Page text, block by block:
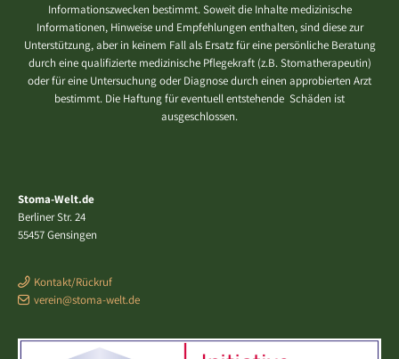
Informationszwecken bestimmt. Soweit die Inhalte medizinische
Informationen, Hinweise und Empfehlungen enthalten, sind diese zur
Unterstützung, aber in keinem Fall als Ersatz für eine persönliche Beratung
durch eine qualifizierte medizinische Pflegekraft (z.B. Stomatherapeutin)
oder für eine Untersuchung oder Diagnose durch einen approbierten Arzt
bestimmt. Die Haftung für eventuell entstehende Schäden ist
ausgeschlossen.
Stoma-Welt.de
Berliner Str. 24
55457 Gensingen
Kontakt/Rückruf
verein@stoma-welt.de